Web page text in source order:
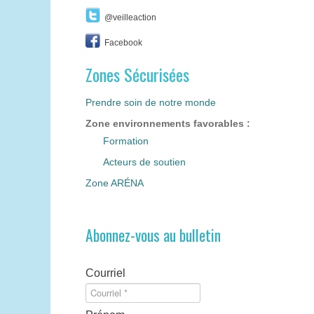
@veilleaction
Facebook
Zones Sécurisées
Prendre soin de notre monde
Zone environnements favorables :
Formation
Acteurs de soutien
Zone ARÉNA
Abonnez-vous au bulletin
Courriel